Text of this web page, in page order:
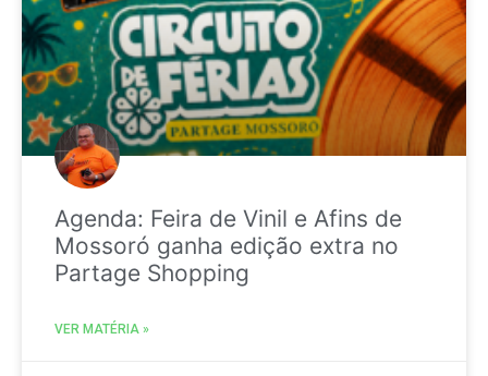
Agenda: Feira de Vinil e Afins de
Mossoró ganha edição extra no
Partage Shopping
VER MATÉRIA »